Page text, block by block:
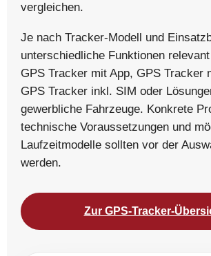
vergleichen.
Je nach Tracker-Modell und
unterschiedliche Funktionen
GPS Tracker mit App, GPS Tracker
GPS Tracker inkl. SIM oder
gewerbliche Fahrzeuge. Konkrete
technische Voraussetzungen und
Laufzeitmodelle sollten vor der
werden.
Zur GPS-Tracker-